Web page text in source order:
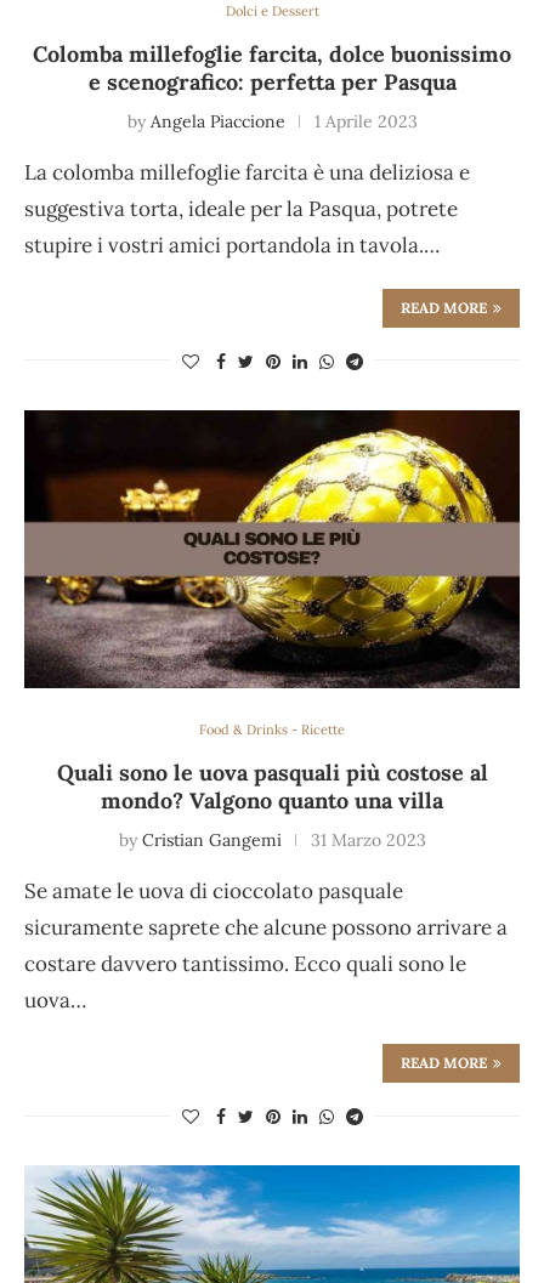
Dolci e Dessert
Colomba millefoglie farcita, dolce buonissimo
e scenografico: perfetta per Pasqua
by Angela Piaccione 1 Aprile 2023
La colomba millefoglie farcita è una deliziosa e
suggestiva torta, ideale per la Pasqua, potrete
stupire i vostri amici portandola in tavola.…
READ MORE
Food & Drinks - Ricette
Quali sono le uova pasquali più costose al
mondo? Valgono quanto una villa
by Cristian Gangemi 31 Marzo 2023
Se amate le uova di cioccolato pasquale
sicuramente saprete che alcune possono arrivare a
costare davvero tantissimo. Ecco quali sono le
uova…
READ MORE